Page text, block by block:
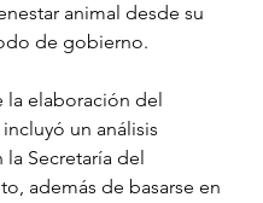
animal desde su
de gobierno.
elaboración del
un análisis
Secretaría del
además de basarse en